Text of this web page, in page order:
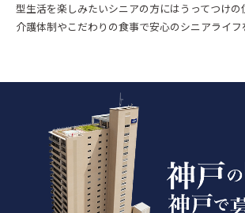
型生活を楽しみたいシニアの方にはうってつけ
介護体制やこだわりの食事で安心のシニアライフ